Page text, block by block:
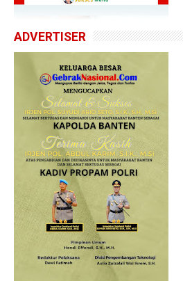
ADVERTISER